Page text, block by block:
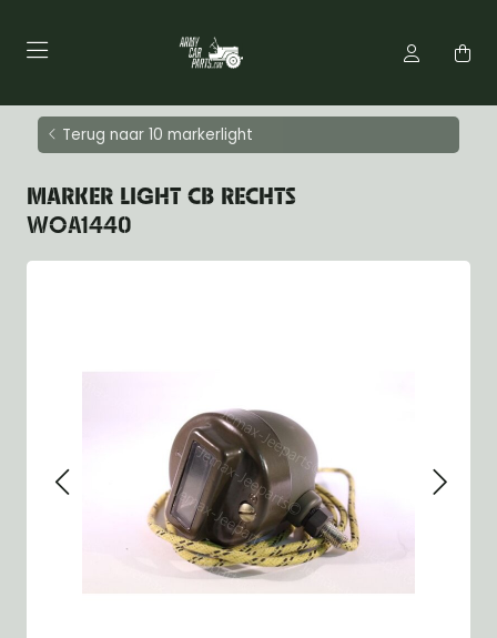
Terug naar 10 markerlight
MARKER LIGHT CB RECHTS
WOA1440